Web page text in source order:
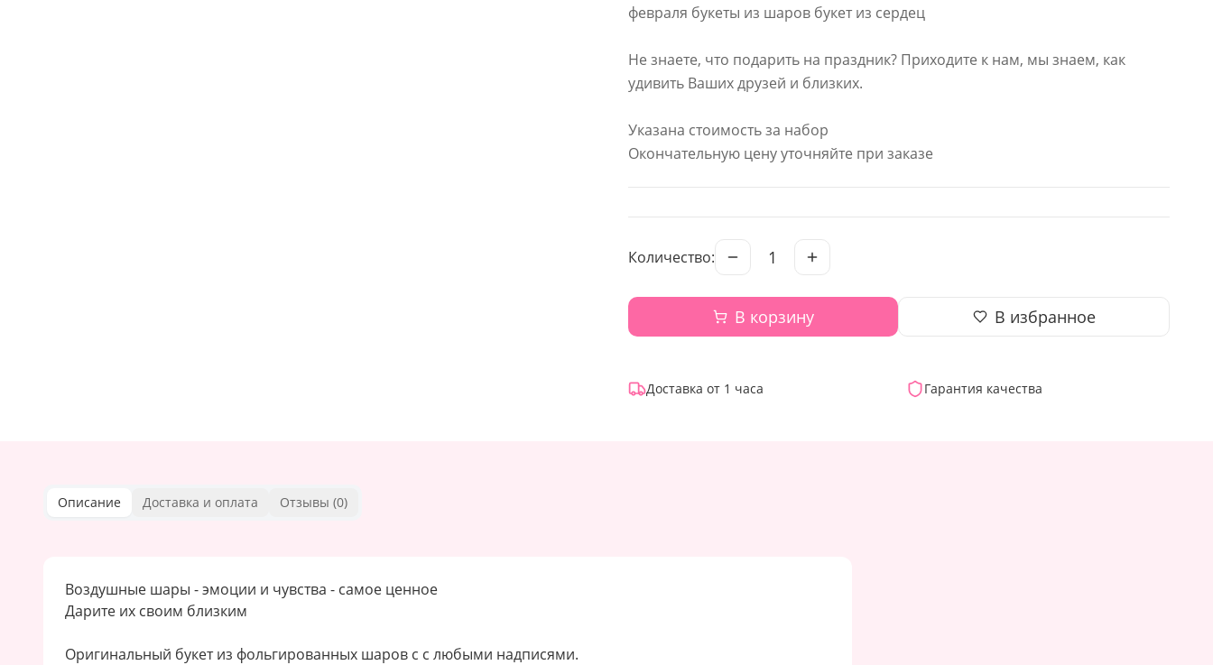
февраля букеты из шаров букет из сердец
Не знаете, что подарить на праздник? Приходите к нам, мы знаем, как
удивить Ваших друзей и близких.
Указана стоимость за набор
Окончательную цену уточняйте при заказе
Количество: 1
В корзину В избранное
Доставка от 1 часа Гарантия качества
Описание Доставка и оплата Отзывы (0)
Воздушные шары - эмоции и чувства - самое ценное
Дарите их своим близким
Оригинальный букет из фольгированных шаров с с любыми надписями.